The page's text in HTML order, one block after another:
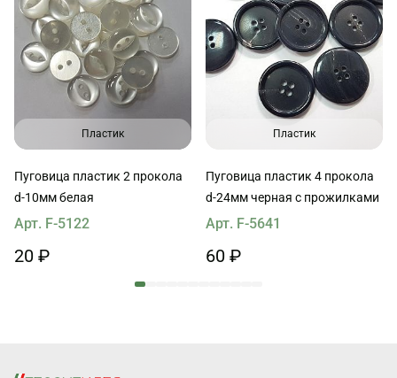
Пластик
Пуговица пластик 2 прокола
d-10мм белая
Арт. F-5122
20 ₽
Пластик
Пуговица пластик 4 прокола
d-24мм черная с прожилками
Арт. F-5641
60 ₽